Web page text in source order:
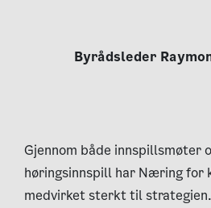
Byrådsleder
Gjennom både innspillsmøter
høringsinnspill har Næring for
medvirket sterkt til